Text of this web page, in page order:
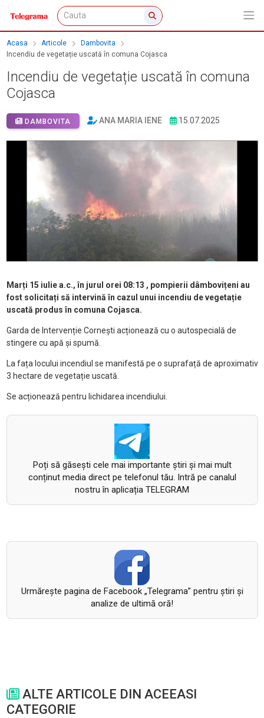
Acasa Articole
Dambovita
Incendiu de vegetație uscată în comuna Cojasca
Incendiu de vegetație uscată în comuna
Cojasca
DAMBOVITA ANA MARIA IENE 15.07.2025
Marți 15 iulie a.c., în jurul orei 08:13 , pompierii dâmbovițeni au
fost solicitați să intervină în cazul unui incendiu de vegetație
uscată produs în comuna Cojasca.
Garda de Intervenție Cornești acționează cu o autospecială de
stingere cu apă și spumă.
La fața locului incendiul se manifestă pe o suprafață de aproximativ
3 hectare de vegetație uscată.
Se acționează pentru lichidarea incendiului.
Poți să găsești cele mai importante știri și mai mult
conținut media direct pe telefonul tău. Intră pe canalul
nostru în aplicația TELEGRAM
Urmăreşte pagina de Facebook „Telegrama” pentru ştiri şi
analize de ultimă oră!
ALTE ARTICOLE DIN ACEEASI
CATEGORIE